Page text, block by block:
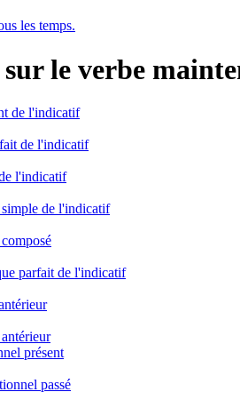
les temps.
sur le verbe
de l'indicatif
de l'indicatif
l'indicatif
simple de l'indicatif
parfait de l'indicatif
présent
passé